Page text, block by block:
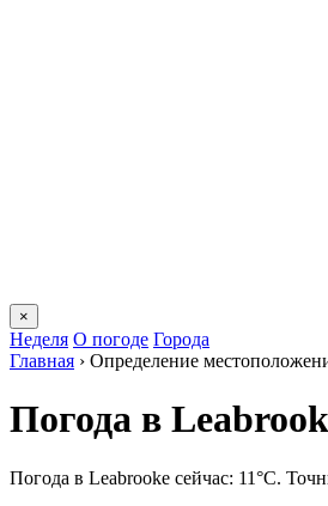
×
Неделя О погоде Города
Главная › Определение
Погода в
Погода в Leabrookе сейчас: 11°C.